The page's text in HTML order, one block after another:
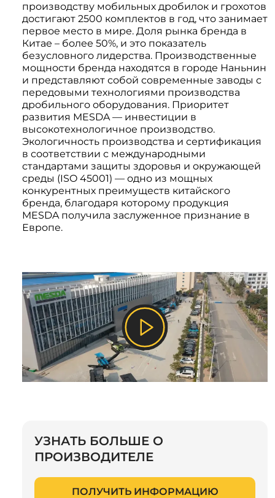
производству мобильных дробилок и грохотов
достигают 2500 комплектов в год, что занимает
первое место в мире. Доля рынка бренда в
Китае – более 50%, и это показатель
безусловного лидерства. Производственные
мощности бренда находятся в городе Наньнин
и представляют собой современные заводы с
передовыми технологиями производства
дробильного оборудования. Приоритет
развития MESDA — инвестиции в
высокотехнологичное производство.
Экологичность производства и сертификация
в соответствии с международными
стандартами защиты здоровья и окружающей
среды (ISO 45001) — одно из мощных
конкурентных преимуществ китайского
бренда, благодаря которому продукция
MESDA получила заслуженное признание в
Европе.
УЗНАТЬ БОЛЬШЕ О
ПРОИЗВОДИТЕЛЕ
ПОЛУЧИТЬ ИНФОРМАЦИЮ
Системы 3D нивелирования
Мини-погрузчики
Грейферные захваты
Посевная техника